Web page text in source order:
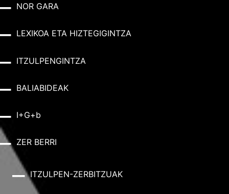
NOR GARA
LEXIKOA ETA HIZTEGIGINTZA
ITZULPENGINTZA
BALIABIDEAK
I+G+b
ZER BERRI
ITZULPEN-ZERBITZUAK